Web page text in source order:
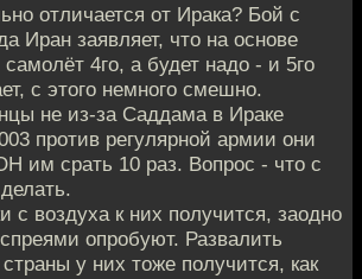
отличается от Ирака? Бой с
Иран заявляет, что на основе
4го, а будет надо - и 5го
с этого немного смешно.
не из-за Саддама в Ираке
против регулярной армии они
им срать 10 раз. Вопрос - что с
с воздуха к них получится, заодно
опробуют. Развалить
у них тоже получится, как